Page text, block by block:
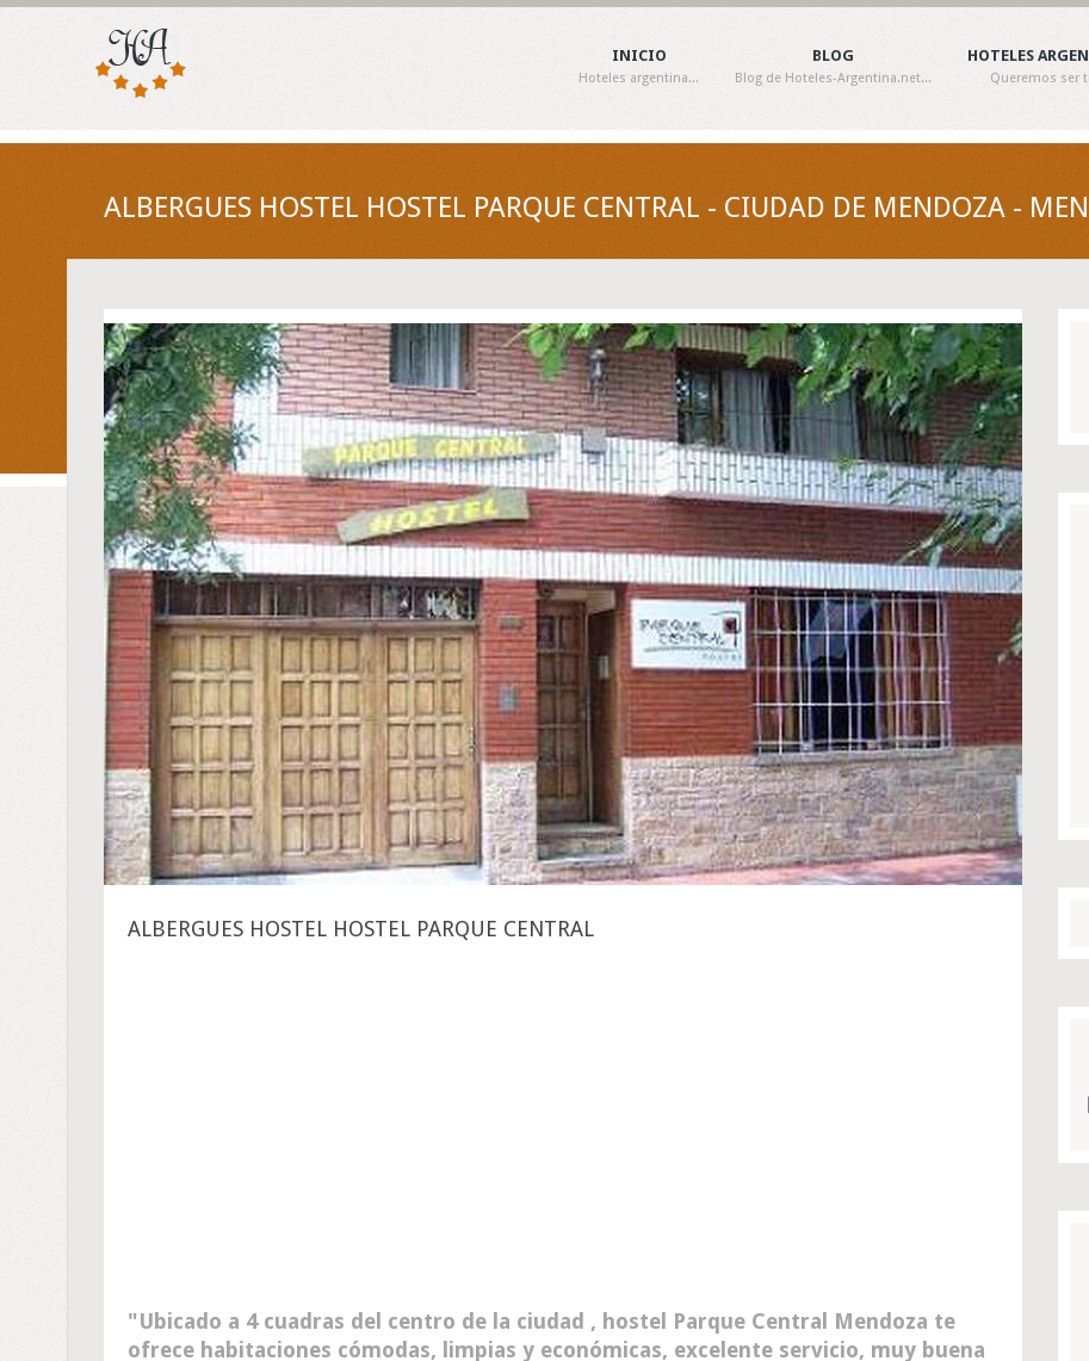
INICIO
Hoteles argentina...
BLOG
Blog de Hoteles-Argentina.net...
HOTELES
Queremos ser
ALBERGUES HOSTEL HOSTEL PARQUE CENTRAL - CIUDAD DE MENDOZA -
ALBERGUES HOSTEL HOSTEL PARQUE CENTRAL
Ubicado a 4 cuadras del centro de la ciudad , hostel Parque Central Mendoza te
ofrece habitaciones cómodas, limpias y económicas, excelente servicio, muy buena